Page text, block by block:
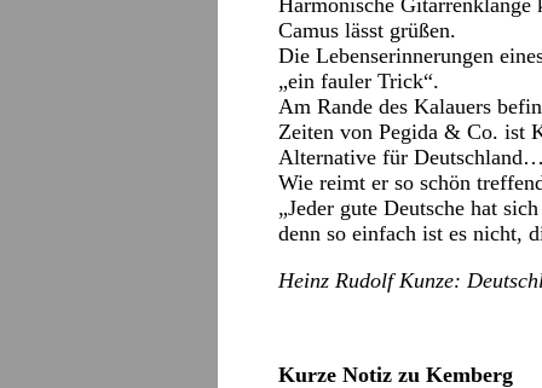
Harmonische Gitarrenklänge
Camus lässt grüßen.
Die Lebenserinnerungen
„ein fauler Trick“.
Am Rande des Kalauers
Zeiten von Pegida & Co. ist
Alternative für
Wie reimt er so schön
„Jeder gute Deutsche hat
denn so einfach ist es nicht,
Heinz Rudolf Kunze:
Kurze Notiz zu Kemberg